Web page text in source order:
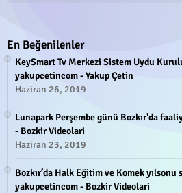
En Beğenilenler
KeySmart Tv Merkezi Sistem Uydu
yakupcetincom - Yakup Çetin
Haziran 26, 2019
Lunapark Perşembe günü Bozkır'da
- Bozkir Videolari
Haziran 23, 2019
Bozkır’da Halk Eğitim ve Komek
yakupcetincom - Bozkir Videolari